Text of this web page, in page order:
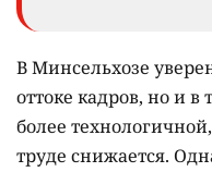
В Минсельхозе
оттоке кадров, но и в
более
труде снижается.